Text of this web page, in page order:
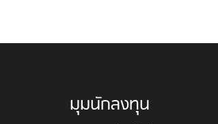
มุมนักลงทุน